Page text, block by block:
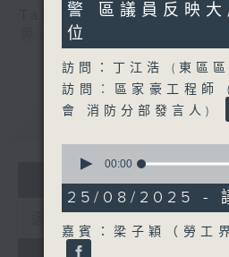
中暑, 工作暑熱警告
自助圖書站
重溫
07 - 08
8
seconds
警 區議員反映大
位
訪問：丁江浩 (東區
訪問︰區家豪工程師
會 消防分部發言人)
seconds
10
minutes,
5
seconds
00:00
25/08/2025 -
嘉賓：梁子穎（勞工